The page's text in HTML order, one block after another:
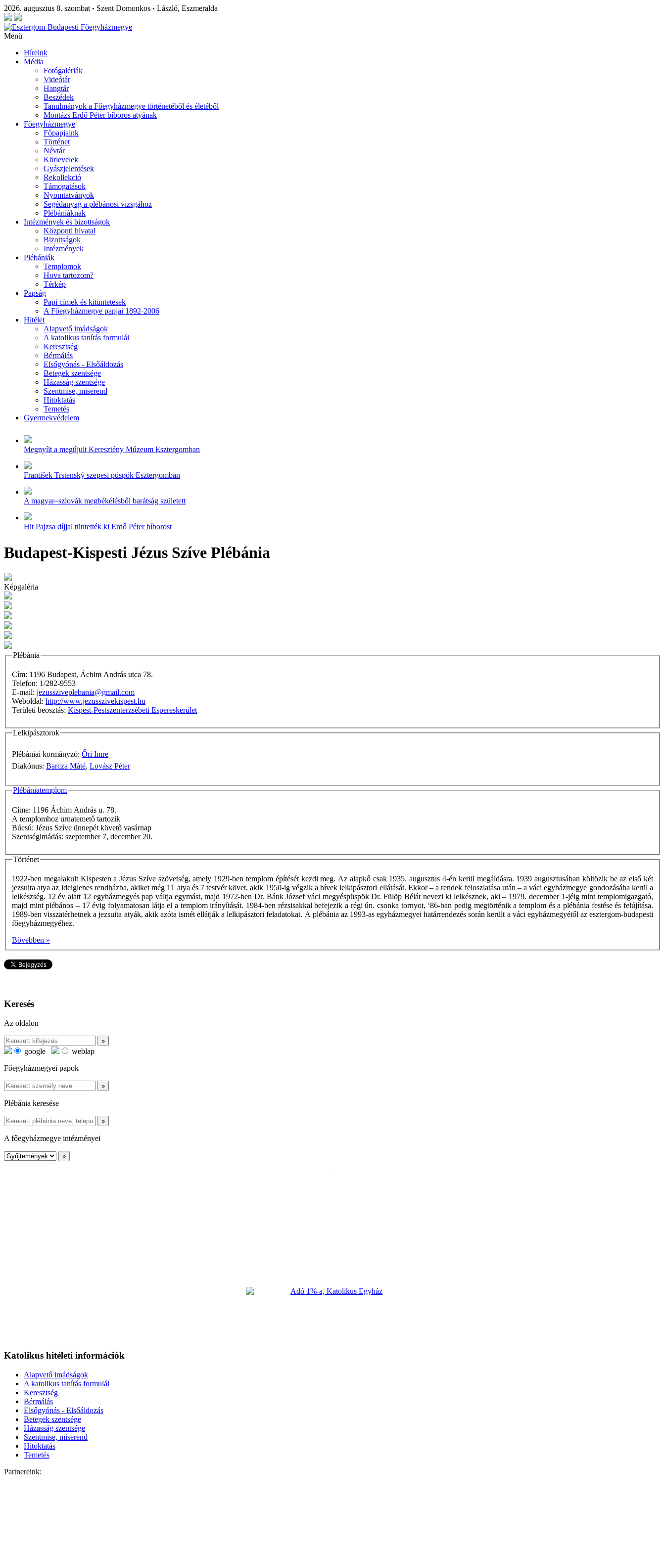
2026. augusztus 8. szombat • Szent Domonkos • László, Eszmeralda
Menü
Híreink
Média
Fotógalériák
Videótár
Hangtár
Beszédek
Tanulmányok a Főegyházmegye történetéből és életéből
Montázs Erdő Péter bíboros atyának
Főegyházmegye
Főpapjaink
Történet
Névtár
Körlevelek
Gyászjelentések
Rekollekció
Támogatások
Nyomtatványok
Segédanyag a plébánosi vizsgához
Plébániáknak
Intézmények és bizottságok
Központi hivatal
Bizottságok
Intézmények
Plébániák
Templomok
Hova tartozom?
Térkép
Papság
Papi címek és kitüntetések
A Főegyházmegye papjai 1892-2006
Hitélet
Alapvető imádságok
A katolikus tanítás formulái
Keresztség
Bérmálás
Elsőgyónás - Elsőáldozás
Betegek szentsége
Házasság szentsége
Szentmise, miserend
Hitoktatás
Temetés
Gyermekvédelem
Megnyílt a megújult Keresztény Múzeum Esztergomban
František Trstenský szepesi püspök Esztergomban
A magyar–szlovák megbékélésből barátság született
Hit Pajzsa díjjal tüntették ki Erdő Péter bíborost
Budapest-Kispesti Jézus Szíve Plébánia
Képgaléria
Plébánia
Cím: 1196 Budapest, Áchim András utca 78.
Telefon: 1/282-9553
E-mail: jezussziveplebania@gmail.com
Weboldal: http://www.jezusszivekispest.hu
Területi beosztás: Kispest-Pestszenterzsébeti Espereskerület
Lelkipásztorok
Plébániai kormányzó: Őri Imre
Diakónus: Barcza Máté, Lovász Péter
Plébániatemplom
Címe: 1196 Áchim András u. 78.
A templomhoz urnatemető tartozik
Búcsú: Jézus Szíve ünnepét követô vasárnap
Szentségimádás: szeptember 7, december 20.
Történet
1922-ben megalakult Kispesten a Jézus Szíve szövetség, amely 1929-ben templom építését kezdi meg. Az alapkő csak 1935. augusztus 4-én kerül megáldásra. 1939 augusztusában költözik be az első két
jezsuita atya az ideiglenes rendházba, akiket még 11 atya és 7 testvér követ, akik 1950-ig végzik a hívek lelkipásztori ellátását. Ekkor – a rendek feloszlatása után – a váci egyházmegye gondozásába kerül a
lelkészség. 12 év alatt 12 egyházmegyés pap váltja egymást, majd 1972-ben Dr. Bánk József váci megyéspüspök Dr. Fülöp Bélát nevezi ki lelkésznek, aki – 1979. december 1-jéig mint templomigazgató,
majd mint plébános – 17 évig folyamatosan látja el a templom irányítását. 1984-ben rézsisakkal befejezik a régi ún. csonka tornyot, ‘86-ban pedig megtörténik a templom és a plébánia festése és felújítása.
1989-ben visszatérhetnek a jezsuita atyák, akik azóta ismét ellátják a lelkipásztori feladatokat. A plébánia az 1993-as egyházmegyei határrendezés során került a váci egyházmegyétől az esztergom-budapesti
főegyházmegyéhez.
Bővebben »
Keresés
Az oldalon
google
weblap
Főegyházmegyei papok
Plébánia keresése
A főegyházmegye intézményei
Katolikus hitéleti információk
Alapvető imádságok
A katolikus tanítás formulái
Keresztség
Bérmálás
Elsőgyónás - Elsőáldozás
Betegek szentsége
Házasság szentsége
Szentmise, miserend
Hitoktatás
Temetés
Partnereink: